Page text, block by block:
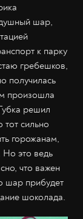
шар,
к парку
гребешков,
получилась
произошла
решил
тот сильно
горожанам,
Но это ведь
что важен
шар прибудет
шоколада.